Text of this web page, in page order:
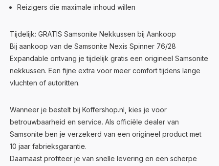
Reizigers die maximale inhoud willen
Tijdelijk: GRATIS Samsonite Nekkussen bij Aankoop
Bij aankoop van de Samsonite Nexis Spinner 76/28
Expandable ontvang je tijdelijk gratis een origineel Samsonite
nekkussen. Een fijne extra voor meer comfort tijdens lange
vluchten of autoritten.
Wanneer je bestelt bij Koffershop.nl, kies je voor
betrouwbaarheid en service. Als officiële dealer van
Samsonite ben je verzekerd van een origineel product met
10 jaar fabrieksgarantie.
Daarnaast profiteer je van snelle levering en een scherpe